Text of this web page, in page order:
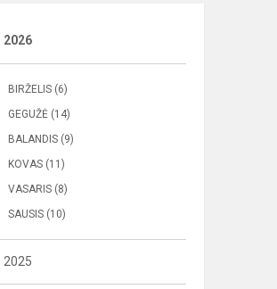
2026
BIRŽELIS (6)
GEGUŽĖ (14)
BALANDIS (9)
KOVAS (11)
VASARIS (8)
SAUSIS (10)
2025